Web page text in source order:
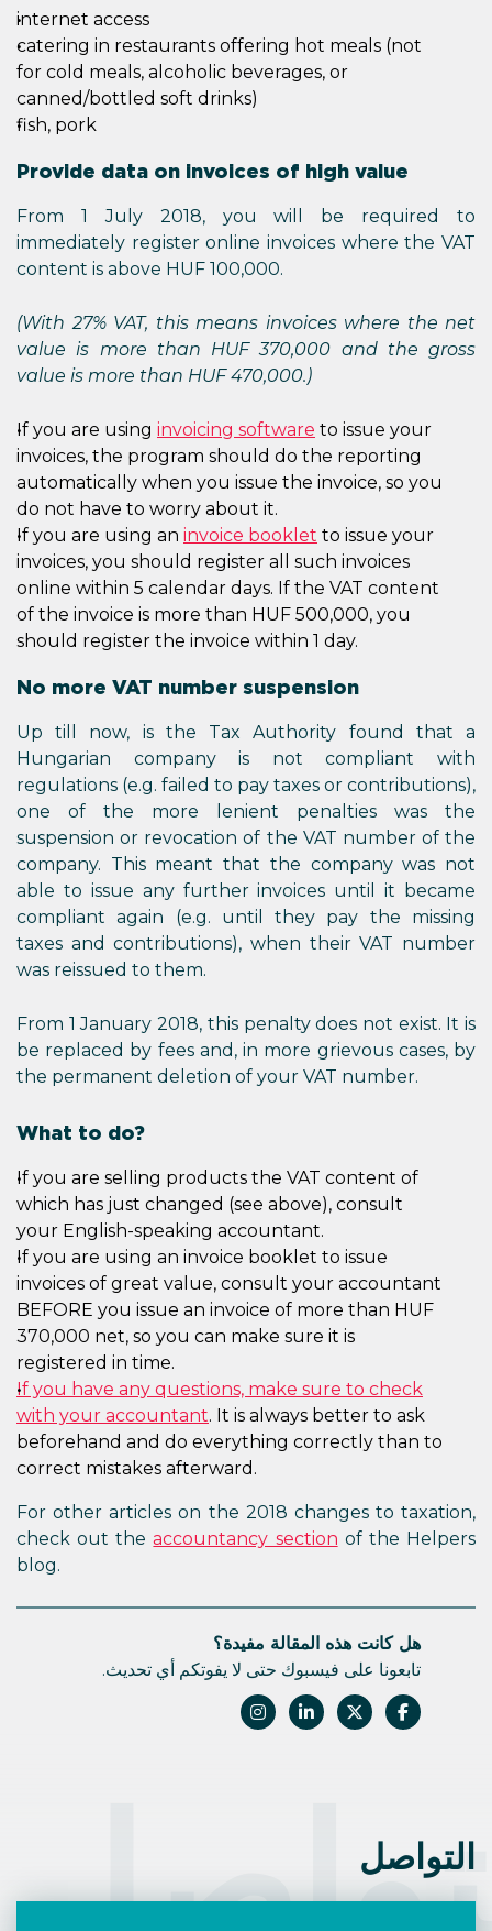
internet access
catering in restaurants offering hot meals (not
for cold meals, alcoholic beverages, or
canned/bottled soft drinks)
fish, pork
Provide data on invoices of high value
From 1 July 2018, you will be required to
immediately register online invoices where the VAT
content is above HUF 100,000.
(With 27% VAT, this means invoices where the net
value is more than HUF 370,000 and the gross
value is more than HUF 470,000.)
If you are using invoicing software to issue your
invoices, the program should do the reporting
automatically when you issue the invoice, so you
do not have to worry about it.
If you are using an invoice booklet to issue your
invoices, you should register all such invoices
online within 5 calendar days. If the VAT content
of the invoice is more than HUF 500,000, you
should register the invoice within 1 day.
No more VAT number suspension
Up till now, is the Tax Authority found that a
Hungarian company is not compliant with
regulations (e.g. failed to pay taxes or contributions),
one of the more lenient penalties was the
suspension or revocation of the VAT number of the
company. This meant that the company was not
able to issue any further invoices until it became
compliant again (e.g. until they pay the missing
taxes and contributions), when their VAT number
was reissued to them.
From 1 January 2018, this penalty does not exist. It is
be replaced by fees and, in more grievous cases, by
the permanent deletion of your VAT number.
What to do?
If you are selling products the VAT content of
which has just changed (see above), consult
your English-speaking accountant.
If you are using an invoice booklet to issue
invoices of great value, consult your accountant
BEFORE you issue an invoice of more than HUF
370,000 net, so you can make sure it is
registered in time.
If you have any questions, make sure to check
with your accountant. It is always better to ask
beforehand and do everything correctly than to
correct mistakes afterward.
For other articles on the 2018 changes to taxation,
check out theaccountancy section of the Helpers
blog.
هل كانت هذه المقالة مفيدة؟
تابعونا على فيسبوك حتى لا يفوتكم أي تحديث.
التواصل